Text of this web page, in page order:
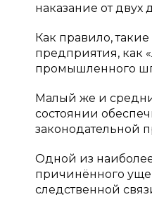
наказание от
Как правило,
предприятия, как
промышленного
Малый же и
состоянии
законодательной
Одной из
причинённого
следственной